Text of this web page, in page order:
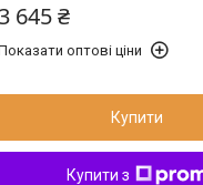
3 645 ₴
оптові ціни
Купити
Купити з